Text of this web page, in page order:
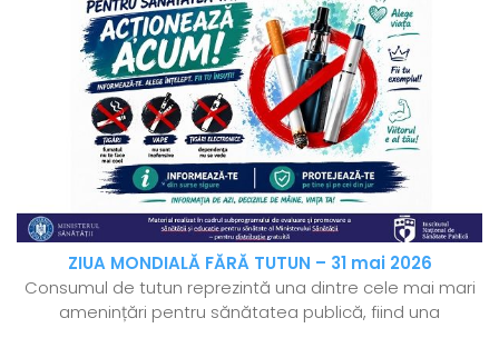
ZIUA MONDIALĂ FĂRĂ TUTUN – 31 mai 2026
Consumul de tutun reprezintă una dintre cele mai mari
amenințări pentru sănătatea publică, fiind una